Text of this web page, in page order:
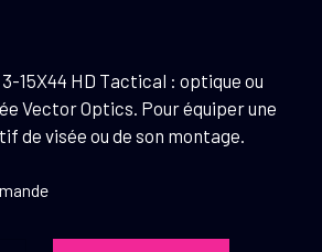
15X44 HD Tactical : optique ou
Vector Optics. Pour équiper une
de visée ou de son montage.